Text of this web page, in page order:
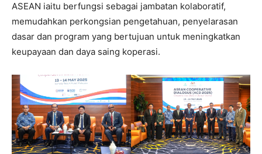
ASEAN iaitu berfungsi sebagai jambatan kolaboratif,
memudahkan perkongsian pengetahuan, penyelarasan
dasar dan program yang bertujuan untuk meningkatkan
keupayaan dan daya saing koperasi.